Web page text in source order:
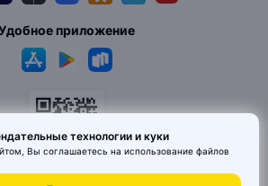
приложение
технологии и куки
Вы соглашаетесь на использование файлов